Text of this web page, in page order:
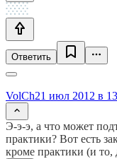
Ответить
VolCh21 июл 2012 в
Э-э-э, а что может
практики? Вот есть
кроме практики (и то,